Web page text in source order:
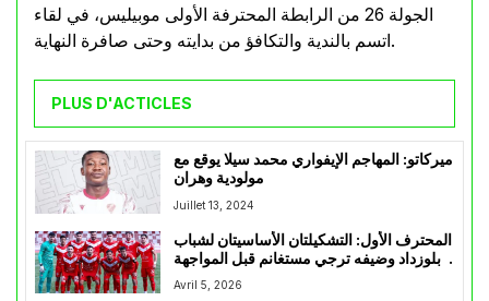
الجولة 26 من الرابطة المحترفة الأولى موبيليس، في لقاء
اتسم بالندية والتكافؤ من بدايته وحتى صافرة النهاية.
PLUS D'ACTICLES
ميركاتو: المهاجم الإيفواري محمد سيلا يوقع مع
مولودية وهران
Juillet 13, 2024
المحترف الأول: التشكيلتان الأساسيتان لشباب
بلوزداد وضيفه ترجي مستغانم قبل المواجهة
المرتقبة
Avril 5, 2026